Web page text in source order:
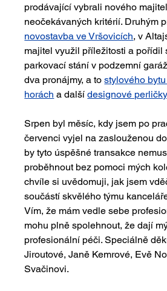
prodávající vybrali nového
neočekávaných kritérií. Druhým
novostavba ve Vršovicích, v
majitel využil příležitosti a pořídil
parkovací stání v podzemní
dva pronájmy, a to stylového
horách a další designové
Srpen byl měsíc, kdy jsem po
červenci vyjel na zaslouženou
by tyto úspěšné transakce
proběhnout bez pomoci mých
chvíle si uvědomuji, jak jsem
součástí skvělého týmu
Vím, že mám vedle sebe
mohu plně spolehnout, že dají
profesionální péči. Speciálně
Jiroutové, Janě Kemrové, Evě
Svačinovi.